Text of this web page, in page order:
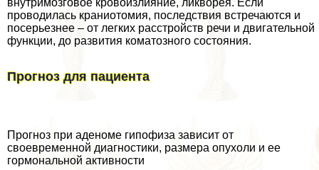
проводилась краниотомия, последствия встречаются и
посерьезнее – от легких расстройств речи и двигательной
функции, до развития коматозного состояния.
Прогноз для пациента
Прогноз при аденоме гипофиза зависит от
своевременной диагностики, размера опухоли и ее
гормональной активности